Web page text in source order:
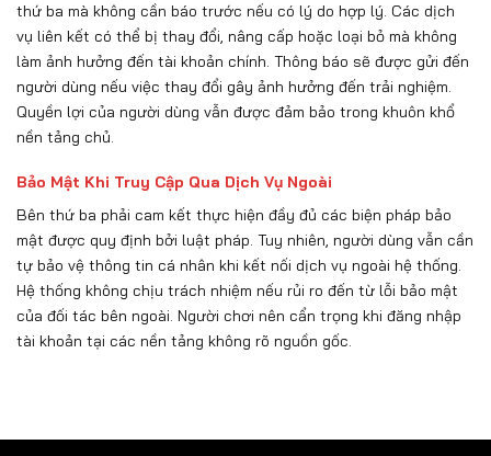
thứ ba mà không cần báo trước nếu có lý do hợp lý. Các dịch
vụ liên kết có thể bị thay đổi, nâng cấp hoặc loại bỏ mà không
làm ảnh hưởng đến tài khoản chính. Thông báo sẽ được gửi đến
người dùng nếu việc thay đổi gây ảnh hưởng đến trải nghiệm.
Quyền lợi của người dùng vẫn được đảm bảo trong khuôn khổ
nền tảng chủ.
Bảo Mật Khi Truy Cập Qua Dịch Vụ Ngoài
Bên thứ ba phải cam kết thực hiện đầy đủ các biện pháp bảo
mật được quy định bởi luật pháp. Tuy nhiên, người dùng vẫn cần
tự bảo vệ thông tin cá nhân khi kết nối dịch vụ ngoài hệ thống.
Hệ thống không chịu trách nhiệm nếu rủi ro đến từ lỗi bảo mật
của đối tác bên ngoài. Người chơi nên cẩn trọng khi đăng nhập
tài khoản tại các nền tảng không rõ nguồn gốc.